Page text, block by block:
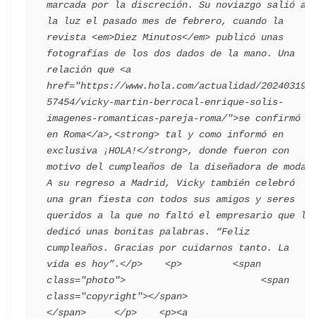
marcada por la discreción. Su noviazgo salió a
la luz el pasado mes de febrero, cuando la
revista <em>Diez Minutos</em> publicó unas
fotografías de los dos dados de la mano. Una
relación que <a
href="https://www.hola.com/actualidad/202403193
57454/vicky-martin-berrocal-enrique-solis-
imagenes-romanticas-pareja-roma/">se confirmó
en Roma</a>,<strong> tal y como informó en
exclusiva ¡HOLA!</strong>, donde fueron con
motivo del cumpleaños de la diseñadora de moda.
A su regreso a Madrid, Vicky también celebró
una gran fiesta con todos sus amigos y seres
queridos a la que no faltó el empresario que le
dedicó unas bonitas palabras. “Feliz
cumpleaños. Gracias por cuidarnos tanto. La
vida es hoy”.</p>    <p>         <span
class="photo">                        <span
class="copyright"></span>
</span>     </p>    <p><a